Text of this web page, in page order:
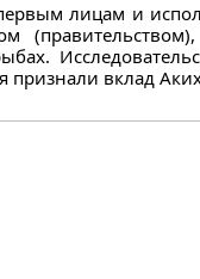
лицам и
признали вклад